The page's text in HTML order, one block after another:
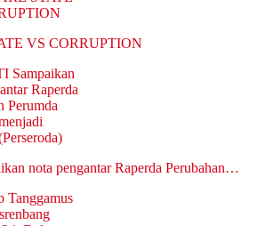
VS CORRUPTION
nota pengantar Raperda Perubahan…